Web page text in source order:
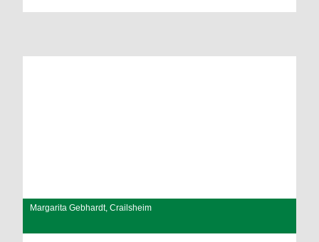
Margarita Gebhardt, Crailsheim